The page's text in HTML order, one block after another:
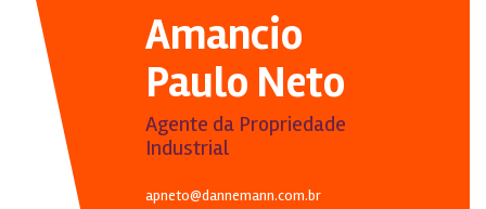
Amancio
Paulo Neto
Agente da Propriedade
Industrial
apneto@dannemann.com.br